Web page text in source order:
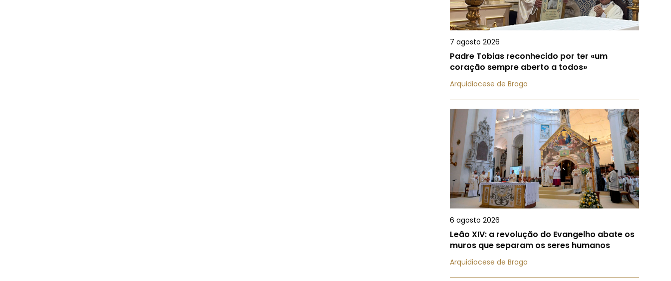
7 agosto 2026
Padre Tobias reconhecido por ter «um
coração sempre aberto a todos»
Arquidiocese de Braga
6 agosto 2026
Leão XIV: a revolução do Evangelho abate os
muros que separam os seres humanos
Arquidiocese de Braga